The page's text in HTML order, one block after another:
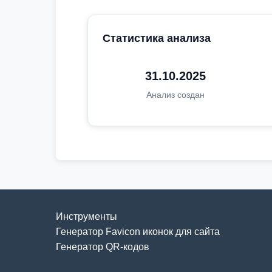
Статистика анализа
31.10.2025
Анализ создан
Инструменты
Генератор Favicon иконок для сайта
Генератор QR-кодов